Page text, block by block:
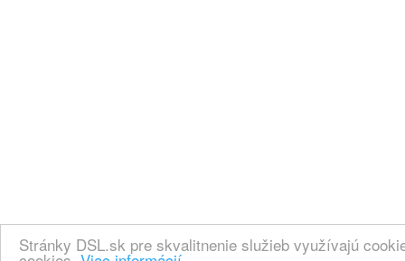
Stránky DSL.sk pre skvalitnenie služieb využívajú